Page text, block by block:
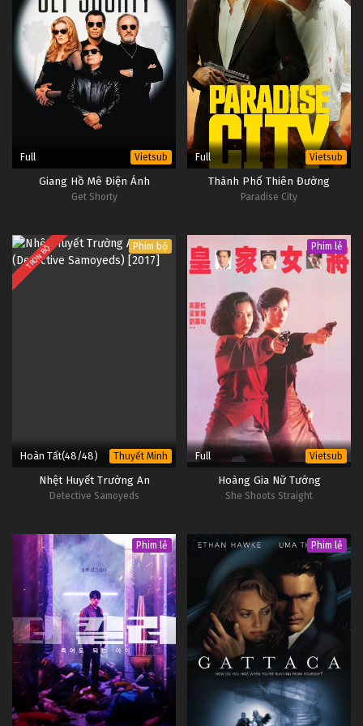
Full Vietsub
Giang Hồ Mê Điện Ảnh
Get Shorty
Full Vietsub
Thành Phố Thiên Đường
Paradise City
TRỌN BỘ Phim bộ
Hoàn Tất(48/48) Thuyết Minh
Nhệt Huyết Trường An
Detective Samoyeds
Phim lẻ
Full Vietsub
Hoàng Gia Nữ Tướng
She Shoots Straight
Phim lẻ Phim lẻ